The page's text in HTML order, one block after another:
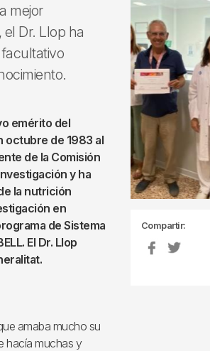
mejor
Dr. Llop ha
emérito del
octubre de 1983 al
de la Comisión
y ha
la nutrición
en
de Sistema
El Dr. Llop
amaba mucho su
hacía muchas y
Compartir: